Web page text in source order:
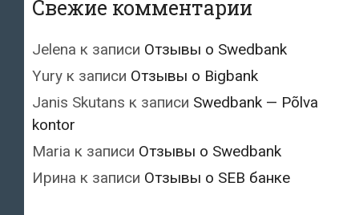
Свежие комментарии
Jelena к записи Отзывы о Swedbank
Yury к записи Отзывы о Bigbank
Janis Skutans к записи Swedbank — Põlva
kontor
Maria к записи Отзывы о Swedbank
Ирина к записи Отзывы о SEB банке